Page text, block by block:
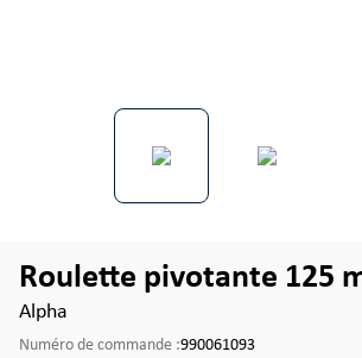
Roulette pivotante 125
Alpha
Numéro de commande :990061093